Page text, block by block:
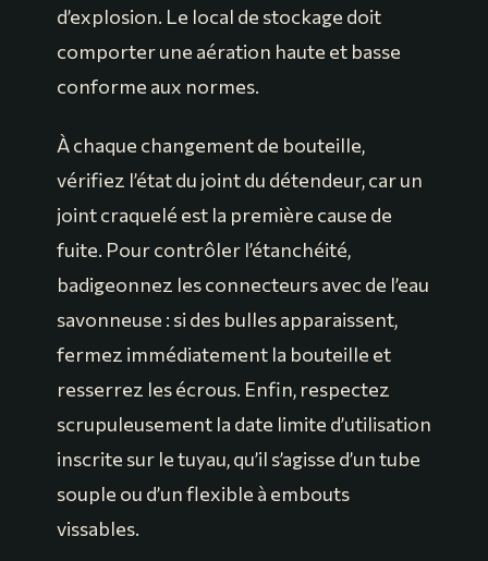
d’explosion. Le local de stockage doit
comporter une aération haute et basse
conforme aux normes.
À chaque changement de bouteille,
vérifiez l’état du joint du détendeur, car un
joint craquelé est la première cause de
fuite. Pour contrôler l’étanchéité,
badigeonnez les connecteurs avec de l’eau
savonneuse : si des bulles apparaissent,
fermez immédiatement la bouteille et
resserrez les écrous. Enfin, respectez
scrupuleusement la date limite d’utilisation
inscrite sur le tuyau, qu’il s’agisse d’un tube
souple ou d’un flexible à embouts
vissables.